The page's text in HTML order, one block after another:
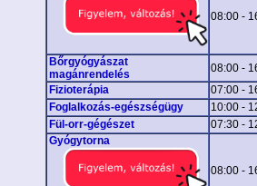
08:00 -
Bőrgyógyászat
magánrendelés
08:00 -
Fizioterápia
07:00 -
Foglalkozás-egészségügy
10:00 -
Fül-orr-gégészet
07:30 -
Gyógytorna
08:00 -